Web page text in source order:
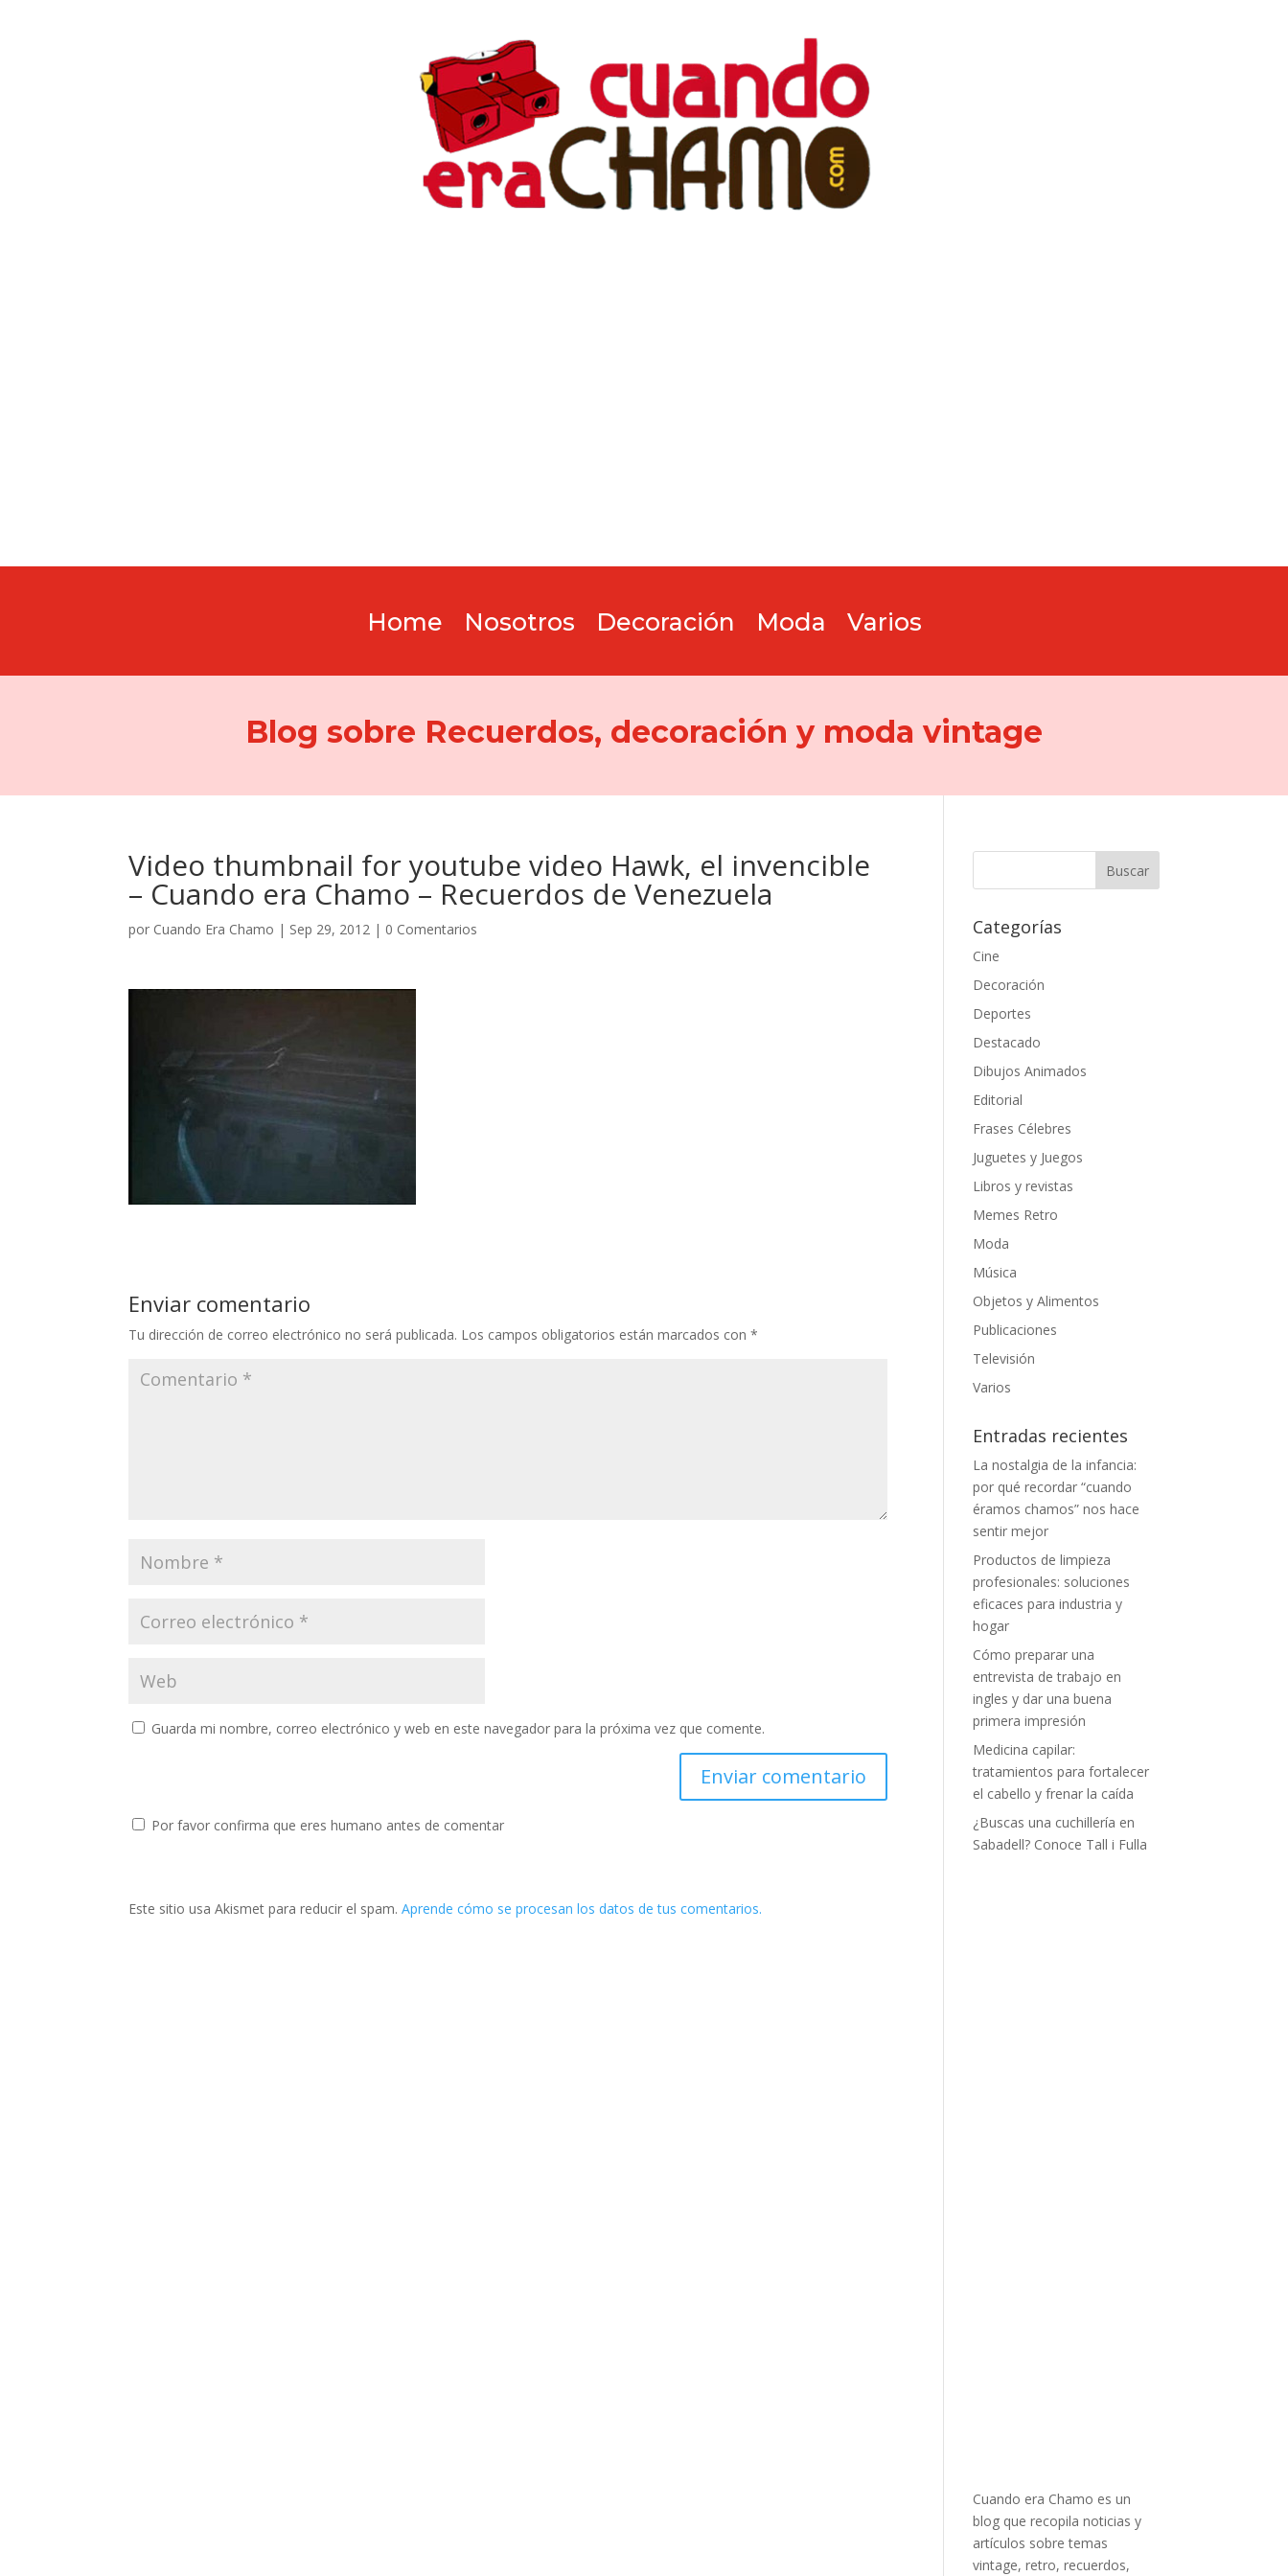
Home Nosotros Decoración Moda Varios
Blog sobre Recuerdos, decoración y moda vintage
Video thumbnail for youtube video Hawk, el invencible
– Cuando era Chamo – Recuerdos de Venezuela
por Cuando Era Chamo | Sep 29, 2012 | 0 Comentarios
Enviar comentario
Tu dirección de correo electrónico no será publicada. Los campos obligatorios están marcados con*
Guarda mi nombre, correo electrónico y web en este navegador para la próxima vez que comente.
Por favor confirma que eres humano antes de comentar
Este sitio usa Akismet para reducir el spam.Aprende cómo se procesan los datos de tus comentarios.
Categorías
Cine
Decoración
Deportes
Destacado
Dibujos Animados
Editorial
Frases Célebres
Juguetes y Juegos
Libros y revistas
Memes Retro
Moda
Música
Objetos y Alimentos
Publicaciones
Televisión
Varios
Entradas recientes
La nostalgia de la infancia:
por qué recordar “cuando
éramos chamos” nos hace
sentir mejor
Productos de limpieza
profesionales: soluciones
eficaces para industria y
hogar
Cómo preparar una
entrevista de trabajo en
ingles y dar una buena
primera impresión
Medicina capilar:
tratamientos para fortalecer
el cabello y frenar la caída
¿Buscas una cuchillería en
Sabadell? Conoce Tall i Fulla
Cuando era Chamo es un
blog que recopila noticias y
artículos sobre temas
vintage, retro, recuerdos,